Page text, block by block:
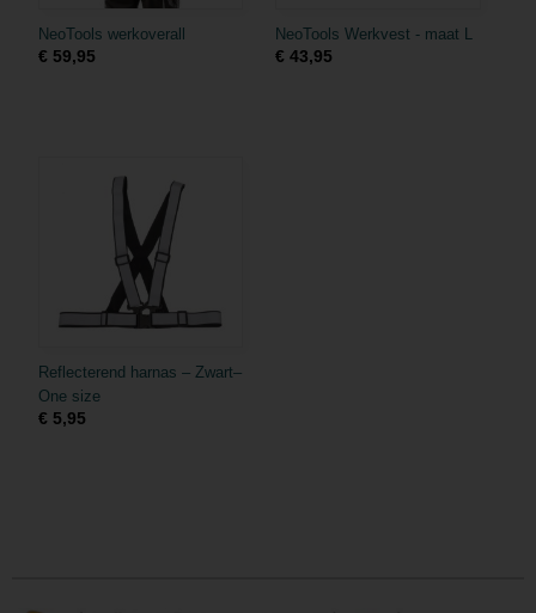
NeoTools werkoverall
€ 59,95
NeoTools Werkvest - maat L
€ 43,95
Reflecterend harnas – Zwart–
One size
€ 5,95